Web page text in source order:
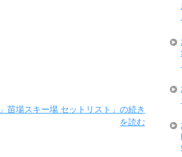
苗場スキー場 セットリスト」の続き
を読む